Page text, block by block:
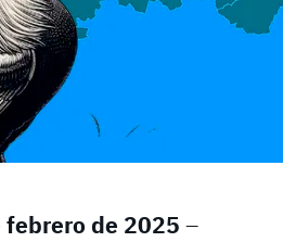
febrero de 2025 –